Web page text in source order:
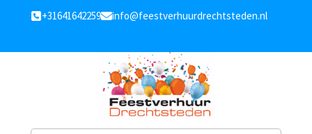
+31641642259 info@feestverhuurdrechtsteden.nl